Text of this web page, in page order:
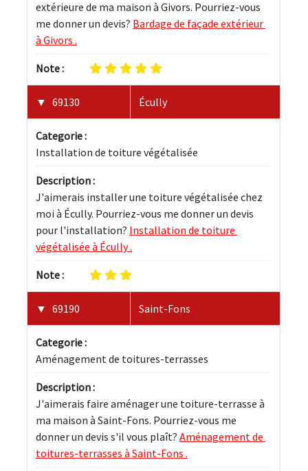
extérieure de ma maison à Givors. Pourriez-vous
me donner un devis? Bardage de façade extérieur
à Givors .
Note :
69130 Écully
Categorie :
Installation de toiture végétalisée
Description :
J'aimerais installer une toiture végétalisée chez
moi à Écully. Pourriez-vous me donner un devis
pour l'installation? Installation de toiture
végétalisée à Écully .
Note :
69190 Saint-Fons
Categorie :
Aménagement de toitures-terrasses
Description :
J'aimerais faire aménager une toiture-terrasse à
ma maison à Saint-Fons. Pourriez-vous me
donner un devis s'il vous plaît? Aménagement de
toitures-terrasses à Saint-Fons .